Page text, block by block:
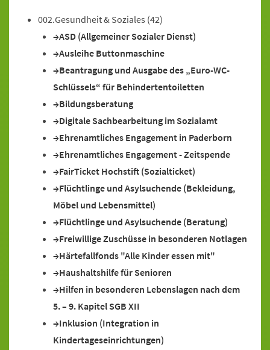
002.Gesundheit & Soziales (42)
ASD (Allgemeiner Sozialer Dienst)
Ausleihe Buttonmaschine
Beantragung und Ausgabe des „Euro-WC-
Schlüssels“ für Behindertentoiletten
Bildungsberatung
Digitale Sachbearbeitung im Sozialamt
Ehrenamtliches Engagement in Paderborn
Ehrenamtliches Engagement - Zeitspende
FairTicket Hochstift (Sozialticket)
Flüchtlinge und Asylsuchende (Bekleidung,
Möbel und Lebensmittel)
Flüchtlinge und Asylsuchende (Beratung)
Freiwillige Zuschüsse in besonderen Notlagen
Härtefallfonds "Alle Kinder essen mit"
Haushaltshilfe für Senioren
Hilfen in besonderen Lebenslagen nach dem
5. – 9. Kapitel SGB XII
Inklusion (Integration in
Kindertageseinrichtungen)